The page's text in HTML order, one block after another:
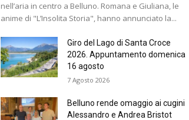
nell’aria in centro a Belluno. Romana e Giuliana, le
anime di "L’Insolita Storia", hanno annunciato la...
Giro del Lago di Santa Croce
2026. Appuntamento domenica
16 agosto
7 Agosto 2026
Belluno rende omaggio ai cugini
Alessandro e Andrea Bristot